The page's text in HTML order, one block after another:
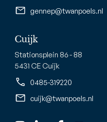
gennep@twanpoels.nl
Cuijk
Stationsplein 86 - 88
5431 CE Cuijk
0485-319220
cuijk@twanpoels.nl